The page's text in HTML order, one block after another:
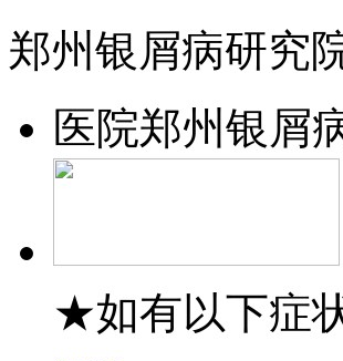
郑州银屑病研究
医院郑州银屑
★如有以下症